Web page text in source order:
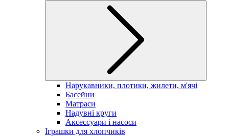
Нарукавники, плотики, жилети, м'ячі
Басейни
Матраси
Надувні круги
Аксессуари і насоси
Іграшки для хлопчиків